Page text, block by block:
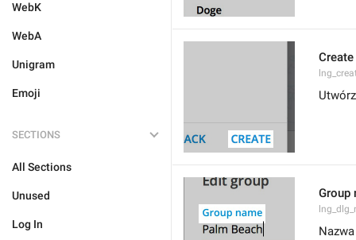
WebK
WebA
Unigram
Emoji
SECTIONS
All Sections
Unused
Log In
Create
Utwórz
Group